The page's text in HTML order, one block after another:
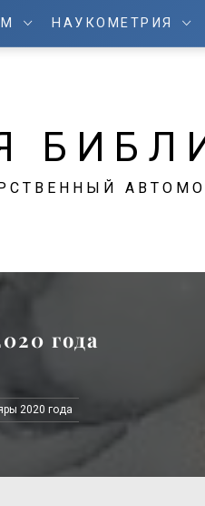
НАУКОМЕТРИЯ
года
2020 года